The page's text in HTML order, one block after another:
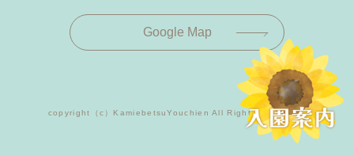
Google Map
copyright（c）KamiebetsuYouchien All Rights Reserved.